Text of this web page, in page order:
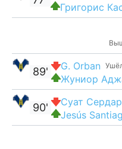
Григорис
G. Orban
Жуниор
89'
Суат Сердар
Jesús
90'